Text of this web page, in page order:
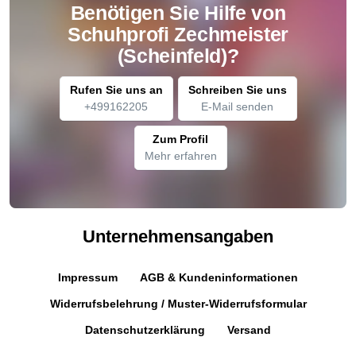
Benötigen Sie Hilfe von
Schuhprofi Zechmeister
(Scheinfeld)?
Rufen Sie uns an
+499162205
Schreiben Sie uns
E-Mail senden
Zum Profil
Mehr erfahren
Unternehmensangaben
Impressum AGB & Kundeninformationen
Widerrufsbelehrung / Muster-Widerrufsformular
Datenschutzerklärung Versand